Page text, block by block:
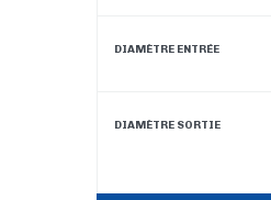
DIAMÈTRE ENTRÉE
DIAMÈTRE SORTIE